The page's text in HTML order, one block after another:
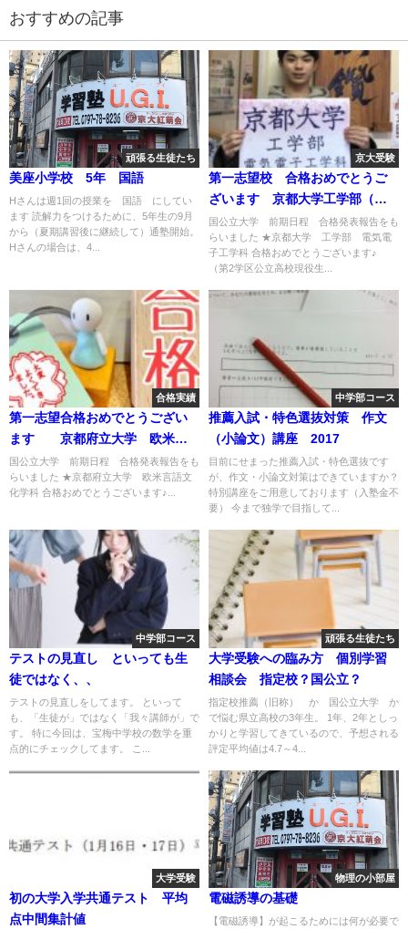
おすすめの記事
頑張る生徒たち
美座小学校 5年 国語
Hさんは週1回の授業を 国語 にしてい
ます 読解力をつけるために、5年生の9月
から（夏期講習後に継続して）通塾開始。
Hさんの場合は、4...
京大受験
第一志望校 合格おめでとうご
ざいます 京都大学工学部（美
座小・宝塚中・市立西宮から）
国公立大学 前期日程 合格発表報告をも
らいました ★京都大学 工学部 電気電
子工学科 合格おめでとうございます♪
（第2学区公立高校現役生...
合格実績
第一志望合格おめでとうござい
ます 京都府立大学 欧米言
語文化学科
国公立大学 前期日程 合格発表報告をも
らいました ★京都府立大学 欧米言語文
化学科 合格おめでとうございます♪...
中学部コース
推薦入試・特色選抜対策 作文
（小論文）講座 2017
目前にせまった推薦入試・特色選抜です
が、作文・小論文対策はできていますか？
特別講座をご用意しております（入塾金不
要） 今まで独学で目指して...
中学部コース
テストの見直し といっても生
徒ではなく、、
テストの見直しをしてます。 といって
も、「生徒が」ではなく「我々講師が」で
す。 特に今回は、宝梅中学校の数学を重
点的にチェックしてます。 こ...
頑張る生徒たち
大学受験への臨み方 個別学習
相談会 指定校？国公立？
指定校推薦（旧称） か 国公立大学 か
で悩む県立高校の3年生。 1年、2年としっ
かりと学習してきているので、予想される
評定平均値は4.7～4...
大学受験
初の大学入学共通テスト 平均
点中間集計値
物理の小部屋
電磁誘導の基礎
【電磁誘導】が起こるためには何が必要で